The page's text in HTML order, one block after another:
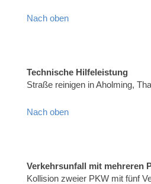
Nach oben
Technische Hilfeleistung
Straße reinigen in Aholming,
Nach oben
Verkehrsunfall mit mehreren
Kollision zweier PKW mit fünf